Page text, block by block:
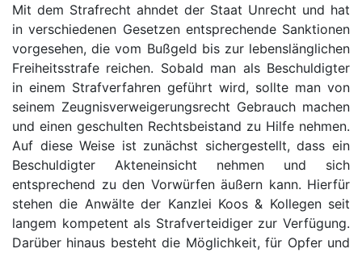
Mit dem Strafrecht ahndet der Staat Unrecht und hat
in verschiedenen Gesetzen entsprechende Sanktionen
vorgesehen, die vom Bußgeld bis zur lebenslänglichen
Freiheitsstrafe reichen. Sobald man als Beschuldigter
in einem Strafverfahren geführt wird, sollte man von
seinem Zeugnisverweigerungsrecht Gebrauch machen
und einen geschulten Rechtsbeistand zu Hilfe nehmen.
Auf diese Weise ist zunächst sichergestellt, dass ein
Beschuldigter Akteneinsicht nehmen und sich
entsprechend zu den Vorwürfen äußern kann. Hierfür
stehen die Anwälte der Kanzlei Koos & Kollegen seit
langem kompetent als Strafverteidiger zur Verfügung.
Darüber hinaus besteht die Möglichkeit, für Opfer und